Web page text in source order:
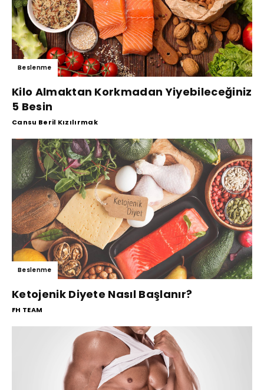
Beslenme
Kilo Almaktan Korkmadan Yiyebileceğiniz
5 Besin
Cansu Beril Kızılırmak
Beslenme
Ketojenik Diyete Nasıl Başlanır?
FH TEAM